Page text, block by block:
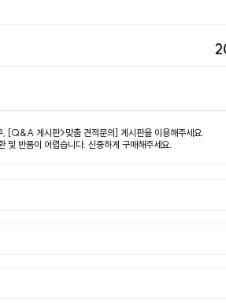
, [Q&A 게시판>맞춤 견적문의] 게시판을 이용해주세요.
및 반품이 어렵습니다. 신중하게 구매해주세요.